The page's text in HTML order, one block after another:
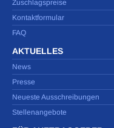
Zuschlagspreise
Kontaktformular
FAQ
AKTUELLES
News
Presse
Neueste Ausschreibungen
Stellenangebote